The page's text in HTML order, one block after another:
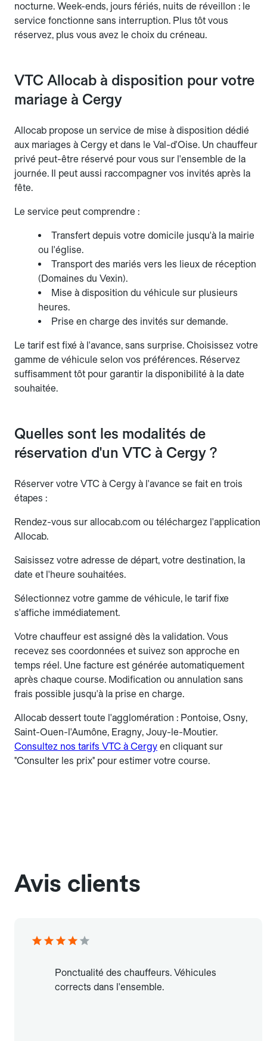
nocturne. Week-ends, jours fériés, nuits de réveillon : le
service fonctionne sans interruption. Plus tôt vous
réservez, plus vous avez le choix du créneau.
VTC Allocab à disposition pour votre
mariage à Cergy
Allocab propose un service de mise à disposition dédié
aux mariages à Cergy et dans le Val-d'Oise. Un chauffeur
privé peut-être réservé pour vous sur l'ensemble de la
journée. Il peut aussi raccompagner vos invités après la
fête.
Le service peut comprendre :
Transfert depuis votre domicile jusqu'à la mairie
ou l'église.
Transport des mariés vers les lieux de réception
(Domaines du Vexin).
Mise à disposition du véhicule sur plusieurs
heures.
Prise en charge des invités sur demande.
Le tarif est fixé à l'avance, sans surprise. Choisissez votre
gamme de véhicule selon vos préférences. Réservez
suffisamment tôt pour garantir la disponibilité à la date
souhaitée.
Quelles sont les modalités de
réservation d'un VTC à Cergy ?
Réserver votre VTC à Cergy à l'avance se fait en trois
étapes :
Rendez-vous sur allocab.com ou téléchargez l'application
Allocab.
Saisissez votre adresse de départ, votre destination, la
date et l'heure souhaitées.
Sélectionnez votre gamme de véhicule, le tarif fixe
s'affiche immédiatement.
Votre chauffeur est assigné dès la validation. Vous
recevez ses coordonnées et suivez son approche en
temps réel. Une facture est générée automatiquement
après chaque course. Modification ou annulation sans
frais possible jusqu'à la prise en charge.
Allocab dessert toute l'agglomération : Pontoise, Osny,
Saint-Ouen-l'Aumône, Eragny, Jouy-le-Moutier.
Consultez nos tarifs VTC à Cergy en cliquant sur
"Consulter les prix" pour estimer votre course.
Avis clients
Ponctualité des chauffeurs. Véhicules
corrects dans l'ensemble.